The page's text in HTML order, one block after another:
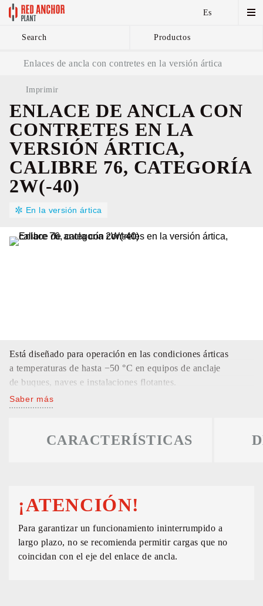
Es
Search Productos
componentes
Enlaces de ancla con contretes en la versión ártica
Imprimir
ENLACE DE ANCLA CON
CONTRETES EN LA
VERSIÓN ÁRTICA,
CALIBRE 76, CATEGORÍA
2W(-40)
En la versión ártica
Está diseñado para operación en las condiciones árticas
a temperaturas de hasta −50 °С en equipos de anclaje
de buques, naves e instalaciones flotantes.
Saber más
CARACTERÍSTICAS
¡ATENCIÓN!
Para garantizar un funcionamiento ininterrumpido a
largo plazo, no se recomienda permitir cargas que no
coincidan con el eje del enlace de ancla.